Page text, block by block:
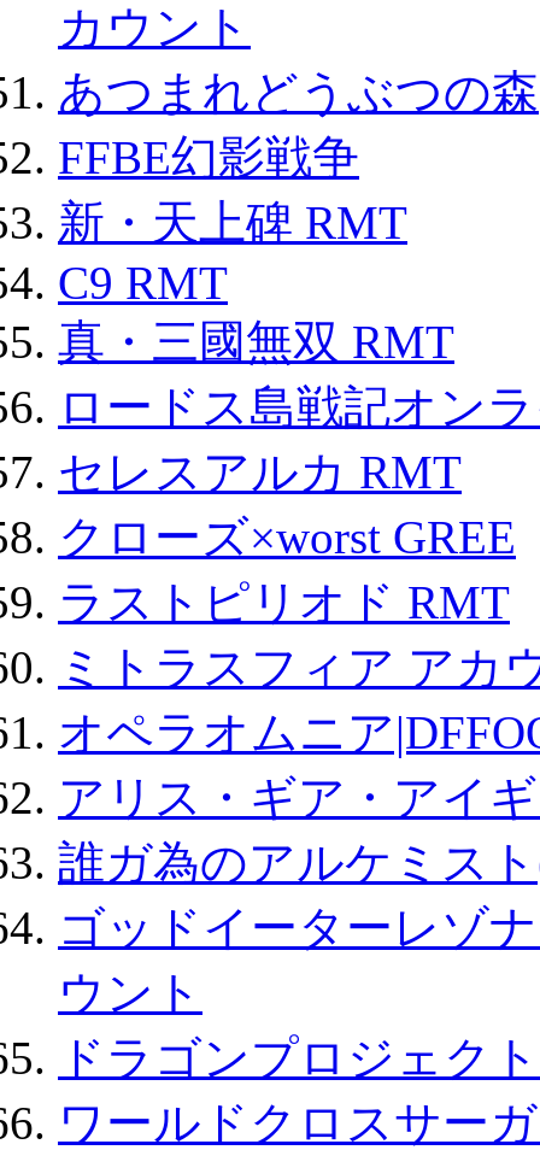
カウント
あつまれどうぶつの森
FFBE幻影戦争
新・天上碑 RMT
C9 RMT
真・三國無双 RMT
ロードス島戦記オン
セレスアルカ RMT
クローズ×worst GREE
ラストピリオド RMT
ミトラスフィア アカ
オペラオムニア
アリス・ギア・アイ
誰ガ為のアルケミス
ゴッドイーターレゾ
ウント
ドラゴンプロジェク
ワールドクロスサー